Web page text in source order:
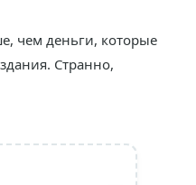
чем деньги, которые
Странно,